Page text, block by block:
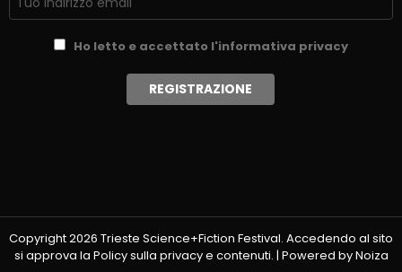
Ho letto e accettato l'informativa privacy
Copyright 2026 Trieste Science+Fiction Festival. Accedendo al sito
si approva la Policy sulla privacy e contenuti. | Powered by Noiza